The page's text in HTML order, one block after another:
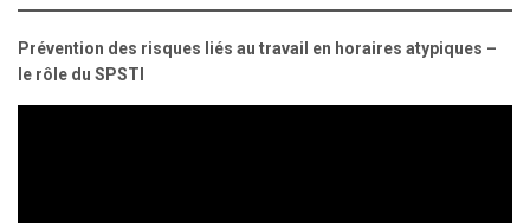
Prévention des risques liés au travail en horaires atypiques –
le rôle du SPSTI